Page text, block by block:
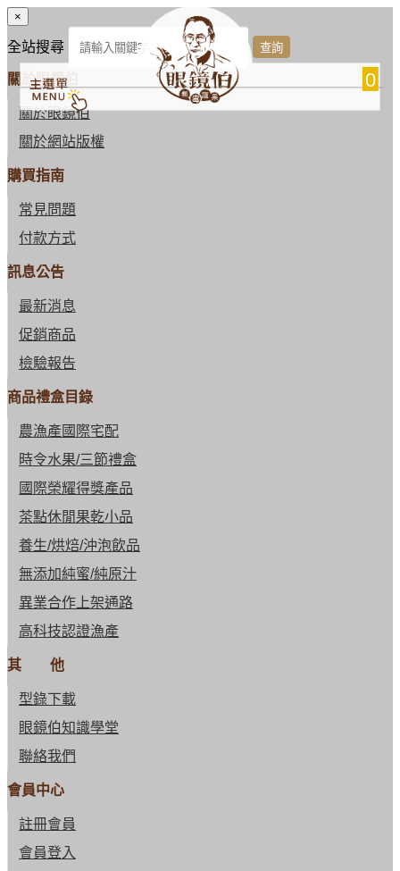
0
×
全站搜尋
關於眼鏡伯
關於眼鏡伯
關於網站版權
購買指南
常見問題
付款方式
訊息公告
最新消息
促銷商品
檢驗報告
商品禮盒目錄
農漁產國際宅配
時令水果/三節禮盒
國際榮耀得獎產品
茶點休閒果乾小品
養生/烘焙/沖泡飲品
無添加純蜜/純原汁
異業合作上架通路
高科技認證漁產
其 他
型錄下載
眼鏡伯知識學堂
聯絡我們
會員中心
註冊會員
會員登入